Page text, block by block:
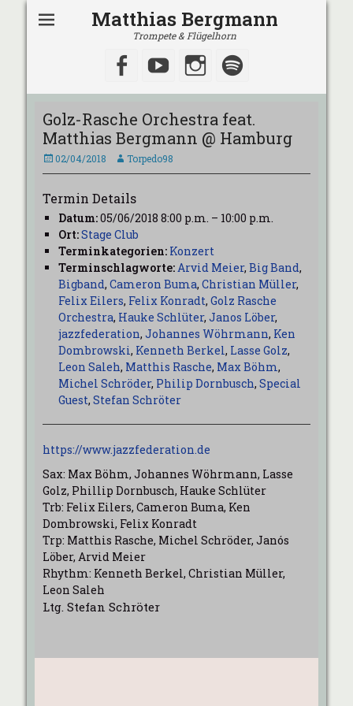
Matthias Bergmann
Trompete & Flügelhorn
Facebook
YouTubeInstagram
Golz-Rasche Orchestra feat.
Matthias Bergmann @ Hamburg
Veröffentlicht
am
02/04/2018 AutorTorpedo98
Termin Details
Datum:05/06/2018 8:00 p.m. – 10:00 p.m.
Ort:Stage Club
Terminkategorien: Konzert
Terminschlagworte:Arvid Meier, Big Band,
Bigband, Cameron Buma, Christian Müller,
Felix Eilers, Felix Konradt, Golz Rasche
Orchestra, Hauke Schlüter, Janos Löber,
jazzfederation, Johannes Wöhrmann, Ken
Dombrowski, Kenneth Berkel, Lasse Golz,
Leon Saleh, Matthis Rasche, Max Böhm,
Michel Schröder, Philip Dornbusch, Special
Guest, Stefan Schröter
https://www.jazzfederation.de
Sax: Max Böhm, Johannes Wöhrmann, Lasse
Golz, Phillip Dornbusch, Hauke Schlüter
Trb: Felix Eilers, Cameron Buma, Ken
Dombrowski, Felix Konradt
Trp: Matthis Rasche, Michel Schröder, Janós
Löber, Arvid Meier
Rhythm: Kenneth Berkel, Christian Müller,
Leon Saleh
Ltg. Stefan Schröter